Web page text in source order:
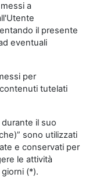
a
il presente
eventuali
per
tutelati
il suo
sono utilizzati
e conservati per
le attività
(*).